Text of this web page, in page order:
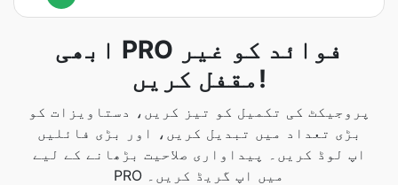
ابھی PRO فوائد کو غیر
مقفل کریں!
پروجیکٹ کی تکمیل کو تیز کریں، دستاویزات کو
بڑی تعداد میں تبدیل کریں، اور بڑی فائلیں
اپ لوڈ کریں۔ پیداواری صلاحیت بڑھانے کے لیے
PRO میں اپ گریڈ کریں۔